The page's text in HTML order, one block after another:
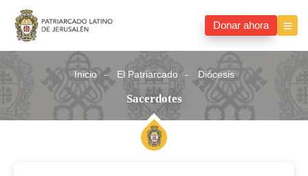
Donar ahora
Inicio El Patriarcado Diócesis
Sacerdotes